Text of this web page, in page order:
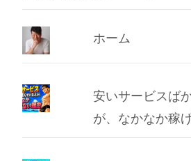
ホーム
安いサービスば
が、なかなか稼